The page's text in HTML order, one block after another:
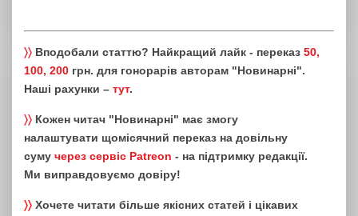
〉〉 Вподобали статтю? Найкращий лайк - переказ 50,
100, 200 грн. для гонорарів авторам "Новинарні".
Наші рахунки – тут.
〉〉 Кожен читач "Новинарні" має змогу
налаштувати щомісячний переказ на довільну
суму через сервіс Patreon - на підтримку редакції.
Ми виправдовуємо довіру!
〉〉 Хочете читати більше якісних статей і цікавих